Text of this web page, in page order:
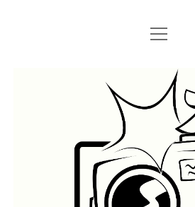
STARTSEITE
BERLIN GRAFFITI
BERLIN BOMBINGS
BERLIN SUBWAY
BERLIN S-BAHN
TRAINS
HOTTER FRAGT…
ROSTOCK
REGIO
Menü
öffnen
Hustlehorst